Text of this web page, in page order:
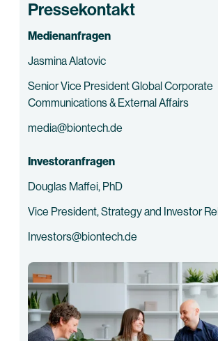
Pressekontakt
Medienanfragen
Jasmina Alatovic
Senior Vice President Global Corporate
Communications & External Affairs
media@biontech.de
Investoranfragen
Douglas Maffei, PhD
Vice President, Strategy and Investor
Investors@biontech.de